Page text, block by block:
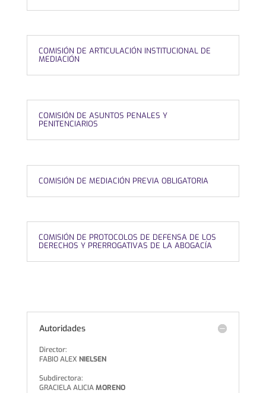
COMISIÓN DE ARTICULACIÓN INSTITUCIONAL DE
MEDIACIÓN
COMISIÓN DE ASUNTOS PENALES Y
PENITENCIARIOS
COMISIÓN DE MEDIACIÓN PREVIA OBLIGATORIA
COMISIÓN DE PROTOCOLOS DE DEFENSA DE LOS
DERECHOS Y PRERROGATIVAS DE LA ABOGACÍA
Autoridades
Director:
FABIO ALEX NIELSEN
Subdirectora:
GRACIELA ALICIAMORENO